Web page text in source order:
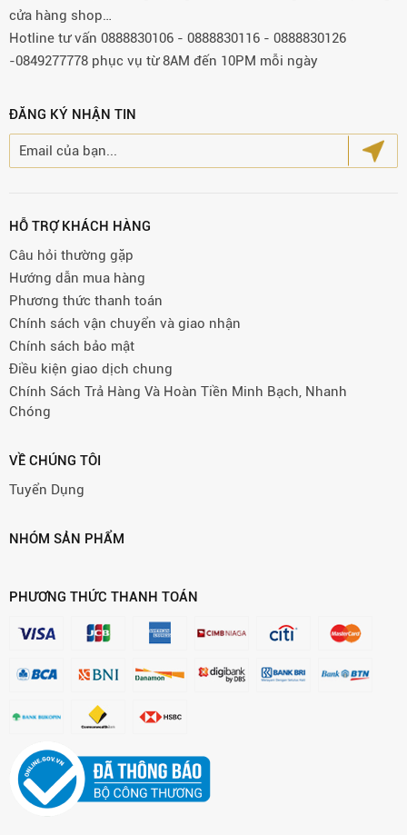
cửa hàng shop…
Hotline tư vấn 0888830106 - 0888830116 - 0888830126
-0849277778 phục vụ từ 8AM đến 10PM mỗi ngày
ĐĂNG KÝ NHẬN TIN
HỖ TRỢ KHÁCH HÀNG
Câu hỏi thường gặp
Hướng dẫn mua hàng
Phương thức thanh toán
Chính sách vận chuyển và giao nhận
Chính sách bảo mật
Điều kiện giao dịch chung
Chính Sách Trả Hàng Và Hoàn Tiền Minh Bạch, Nhanh
Chóng
VỀ CHÚNG TÔI
Tuyển Dụng
NHÓM SẢN PHẨM
PHƯƠNG THỨC THANH TOÁN